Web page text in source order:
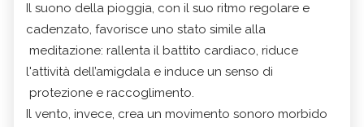
Il suono della pioggia, con il suo ritmo regolare e
cadenzato, favorisce uno stato simile alla
meditazione: rallenta il battito cardiaco, riduce
l'attività dell’amigdala e induce un senso di
protezione e raccoglimento.
Il vento, invece, crea un movimento sonoro morbido